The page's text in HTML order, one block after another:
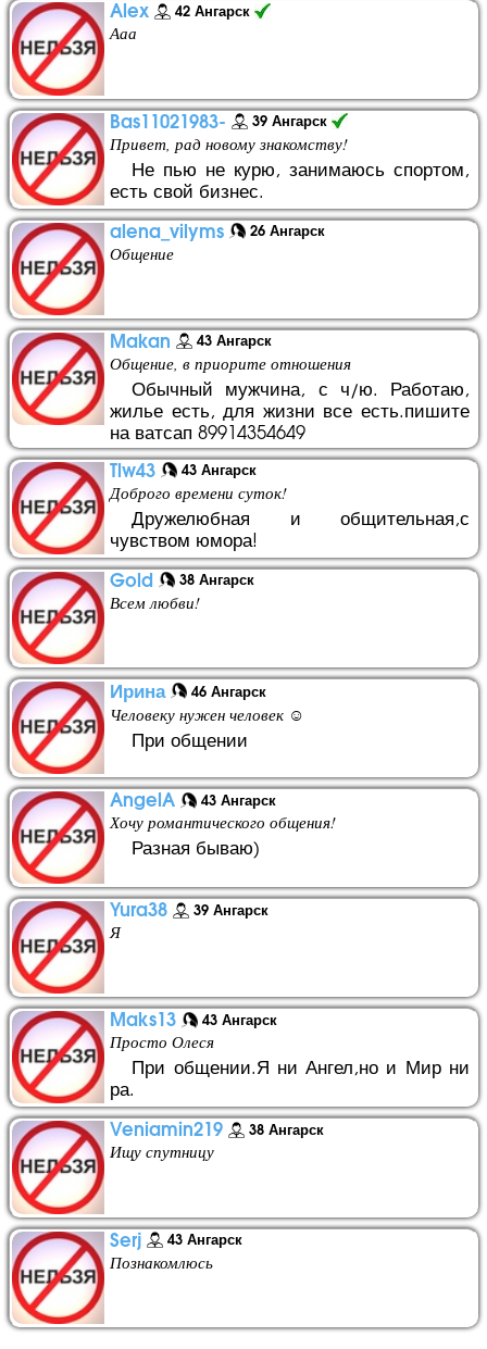
Alex 42 Ангарск
Ааа
Bas11021983- 39 Ангарск
Привет, рад новому знакомству!
Не пью не курю, занимаюсь спортом,
есть свой бизнес.
alena_vilyms 26 Ангарск
Общение
Makan 43 Ангарск
Общение, в приорите отношения
Обычный мужчина, с ч/ю. Работаю,
жилье есть, для жизни все есть.пишите
на ватсап 89914354649
Tlw43 43 Ангарск
Доброго времени суток!
Дружелюбная и общительная,с
чувством юмора!
Gold 38 Ангарск
Всем любви!
Ирина 46 Ангарск
Человеку нужен человек ☺️
При общении
AngelA 43 Ангарск
Хочу романтического общения!
Разная бываю)
Yura38 39 Ангарск
Я
Maks13 43 Ангарск
Просто Олеся
При общении.Я ни Ангел,но и Мир ни
ра.
Veniamin219 38 Ангарск
Ищу спутницу
Serj 43 Ангарск
Познакомлюсь